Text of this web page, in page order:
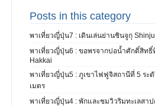
Posts in this category
พาเที่ยวญี่ปุ่น7 : เดินเล่นย่านชินจูกุ
พาเที่ยวญี่ปุ่น6 : ขอพรจากบ่อน้ำศักดิ์สิทธิ์
Hakkai
พาเที่ยวญี่ปุ่น5 : ภูเขาไฟฟูจิสถานีที่ 5 ระ
เมตร
พาเที่ยวญี่ปุ่น4 : พักและชมวิวริมทะเลสา